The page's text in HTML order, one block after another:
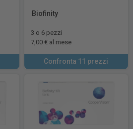
Biofinity
3 o 6 pezzi
7,00 € al mese
Confronta 11 prezzi